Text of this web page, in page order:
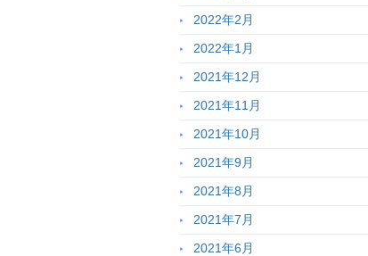
2022年2月
2022年1月
2021年12月
2021年11月
2021年10月
2021年9月
2021年8月
2021年7月
2021年6月